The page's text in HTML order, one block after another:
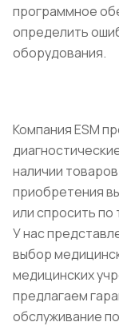
программное
определить
оборудования.
Компания ESM
наличии
приобретения
или спросить
У нас
выбор
медицинских
предлагаем
обслуживание